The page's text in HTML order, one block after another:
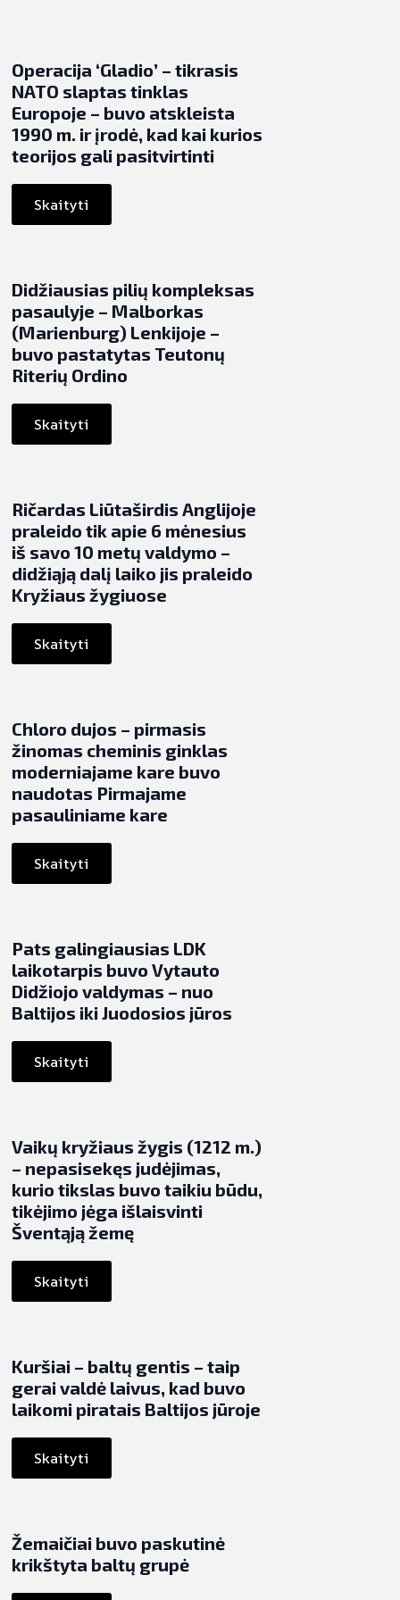
Operacija ‘Gladio’ – tikrasis
NATO slaptas tinklas
Europoje – buvo atskleista
1990 m. ir įrodė, kad kai kurios
teorijos gali pasitvirtinti
Skaityti
Didžiausias pilių kompleksas
pasaulyje – Malborkas
(Marienburg) Lenkijoje –
buvo pastatytas Teutonų
Riterių Ordino
Skaityti
Ričardas Liūtaširdis Anglijoje
praleido tik apie 6 mėnesius
iš savo 10 metų valdymo –
didžiąją dalį laiko jis praleido
Kryžiaus žygiuose
Skaityti
Chloro dujos – pirmasis
žinomas cheminis ginklas
moderniajame kare buvo
naudotas Pirmajame
pasauliniame kare
Skaityti
Pats galingiausias LDK
laikotarpis buvo Vytauto
Didžiojo valdymas – nuo
Baltijos iki Juodosios jūros
Skaityti
Vaikų kryžiaus žygis (1212 m.)
– nepasisekęs judėjimas,
kurio tikslas buvo taikiu būdu,
tikėjimo jėga išlaisvinti
Šventąją žemę
Skaityti
Kuršiai – baltų gentis – taip
gerai valdė laivus, kad buvo
laikomi piratais Baltijos jūroje
Skaityti
Žemaičiai buvo paskutinė
krikštyta baltų grupė